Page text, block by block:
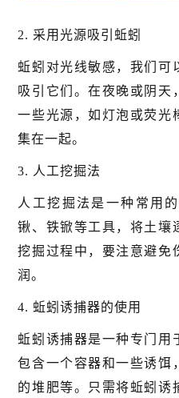
2. 采用光源吸引蚯蚓
蚯蚓对光线敏感，我们可
吸引它们。在夜晚或阴天
一些光源，如灯泡或荧光
集在一起。
3. 人工挖掘法
人工挖掘法是一种常用
锹、铁锨等工具，将土壤
挖掘过程中，要注意避免
润。
4. 蚯蚓诱捕器的使用
蚯蚓诱捕器是一种专门用
包含一个容器和一些诱饵
的堆肥等。只需将蚯蚓诱